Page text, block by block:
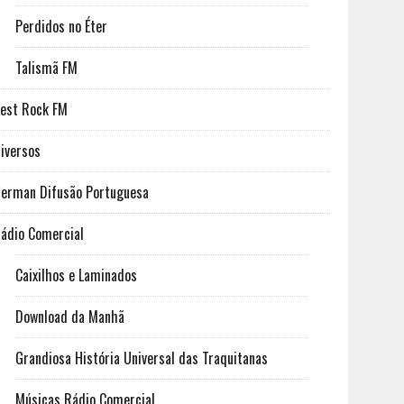
Perdidos no Éter
Talismã FM
Rock FM
Difusão Portuguesa
Comercial
Caixilhos e Laminados
Download da Manhã
Grandiosa História Universal das Traquitanas